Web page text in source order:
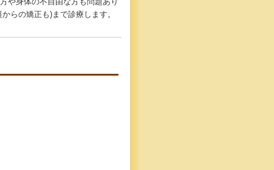
からの矯正も)まで診療します。